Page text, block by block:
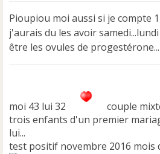
s
a
g
e
u
Pioupiou moi aussi si je compte
j'aurais du les avoir
être les ovules de progestérone...
moi 43 lui 32
couple
trois enfants d'un premier
lui...
test positif novembre 2016 mois